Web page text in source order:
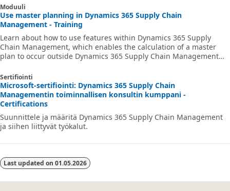
Moduuli
Use master planning in Dynamics 365 Supply Chain
Management - Training
Learn about how to use features within Dynamics 365 Supply
Chain Management, which enables the calculation of a master
plan to occur outside Dynamics 365 Supply Chain Management
Sertifiointi
Microsoft-sertifiointi: Dynamics 365 Supply Chain
Managementin toiminnallisen konsultin kumppani -
Certifications
Suunnittele ja määritä Dynamics 365 Supply Chain Management
ja siihen liittyvät työkalut.
Last updated on 01.05.2026